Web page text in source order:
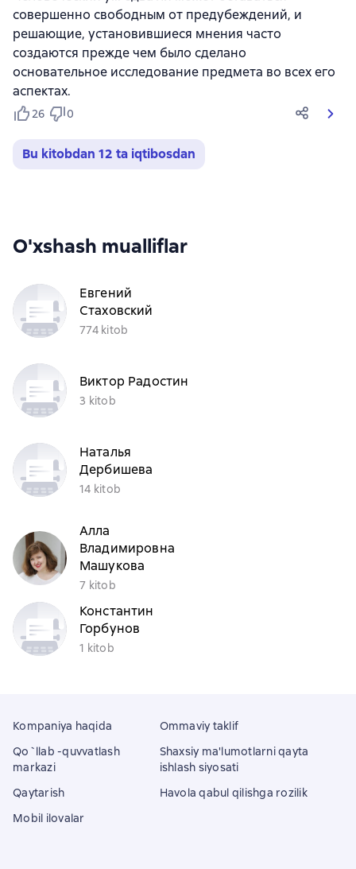
совершенно свободным от предубеждений, и
решающие, установившиеся мнения часто
создаются прежде чем было сделано
основательное исследование предмета во всех его
аспектах.
26 0
Bu kitobdan 12 ta iqtibosdan
O'xshash mualliflar
Евгений
Стаховский
774 kitob
Виктор Радостин
3 kitob
Наталья
Дербишева
14 kitob
Алла
Владимировна
Машукова
7 kitob
Константин
Горбунов
1 kitob
Kompaniya haqida
Qo`llab -quvvatlash
markazi
Qaytarish
Mobil ilovalar
Ommaviy taklif
Shaxsiy ma'lumotlarni qayta
ishlash siyosati
Havola qabul qilishga rozilik